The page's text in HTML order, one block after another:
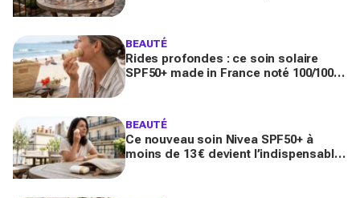
BEAUTÉ
Rides profondes : ce soin solaire
SPF50+ made in France noté 100/100
BEAUTÉ
Ce nouveau soin Nivea SPF50+ à
moins de 13 € devient l’indispensable